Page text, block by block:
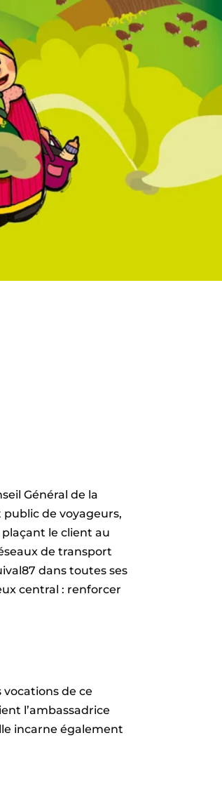
Général de la
de voyageurs,
plaçant le client au
de transport
dans toutes ses
central : renforcer
de ce
l’ambassadrice
incarne également